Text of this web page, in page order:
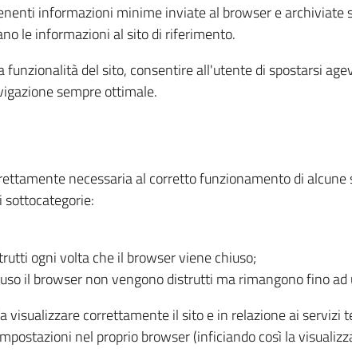
informazioni minime inviate al browser e archiviate
le informazioni al sito di riferimento.
funzionalità del sito, consentire all'utente di spostarsi
sempre ottimale.
necessaria al corretto funzionamento di
sottocategorie:
ogni volta che il browser viene chiuso;
il browser non vengono distrutti ma rimangono fino
visualizzare correttamente il sito e in relazione ai
nel proprio browser (inficiando così la